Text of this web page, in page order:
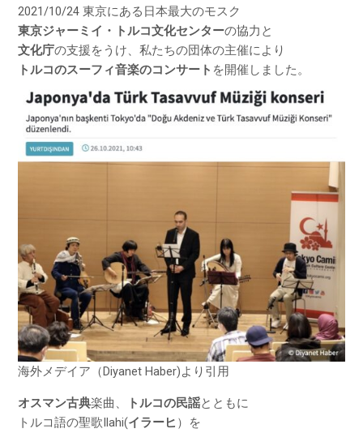
2021/10/24 東京にある日本最大のモスク
東京ジャーミイ・トルコ文化センターの協力と
文化庁の支援をうけ、私たちの団体の主催により
トルコのスーフィ音楽のコンサート を開催しました。
海外メデイア（Diyanet Haber)より引用
オスマン古典楽曲、 トルコの民謡とともに
トルコ語の聖歌Ilahi(イラーヒ ）を